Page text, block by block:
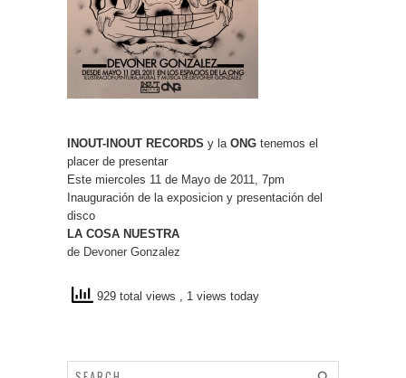
INOUT-INOUT RECORDS y la ONG tenemos el
placer de presentar
Este miercoles 11 de Mayo de 2011, 7pm
Inauguración de la exposicion y presentación del
disco
LA COSA NUESTRA
de Devoner Gonzalez
929 total views , 1 views today